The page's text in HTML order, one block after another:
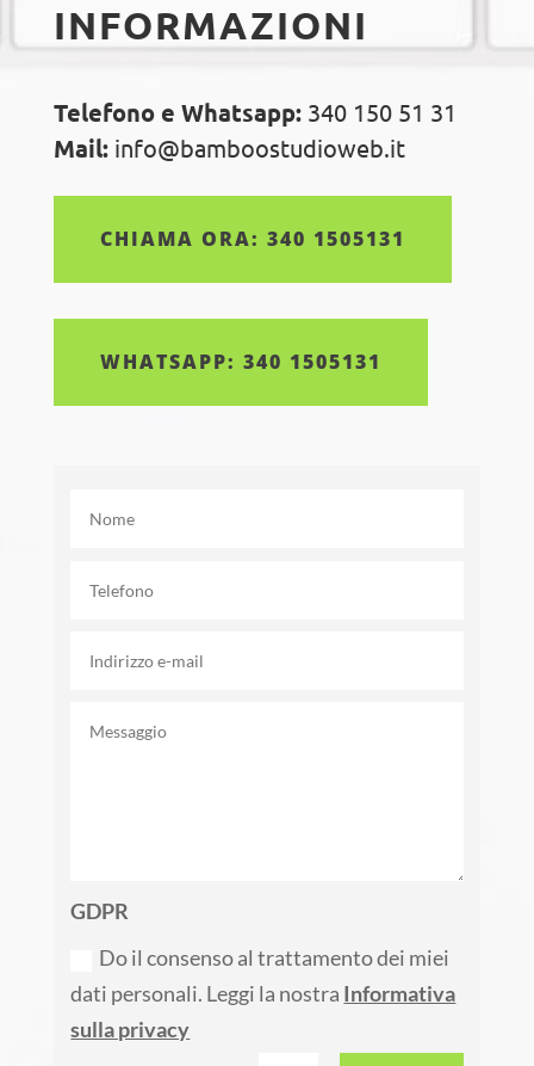
INFORMAZIONI
Telefono e Whatsapp:340 150 51 31
Mail:info@bamboostudioweb.it
CHIAMA ORA: 340 1505131
WHATSAPP: 340 1505131
GDPR
Do il consenso al trattamento dei miei
dati personali. Leggi la nostra Informativa
sulla privacy